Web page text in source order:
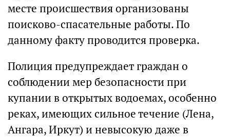
месте происшествия организованы
поисково-спасательные работы. По
данному факту проводится проверка.
Полиция предупреждает граждан о
соблюдении мер безопасности при
купании в открытых водоемах, особенно
реках, имеющих сильное течение (Лена,
Ангара, Иркут) и невысокую даже в